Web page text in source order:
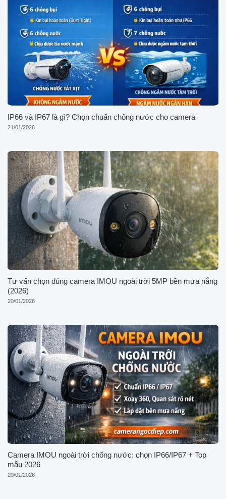
IP66 và IP67 là gì? Chọn chuẩn chống nước cho camera
21/01/2026
Tư vấn chọn đúng camera IMOU ngoài trời 5MP bền mưa nắng
(2026)
20/01/2026
Camera IMOU ngoài trời chống nước: chọn IP66/IP67 + Top
mẫu 2026
20/01/2026